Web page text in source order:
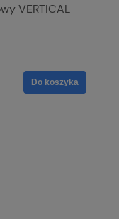
VERTICAL
Do koszyka